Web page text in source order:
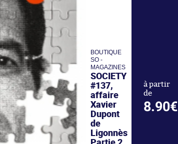
BOUTIQUE
SO -
MAGAZINES
SOCIETY
#137,
affaire
Xavier
Dupont
de
Ligonnès
à partir
de
8.90€